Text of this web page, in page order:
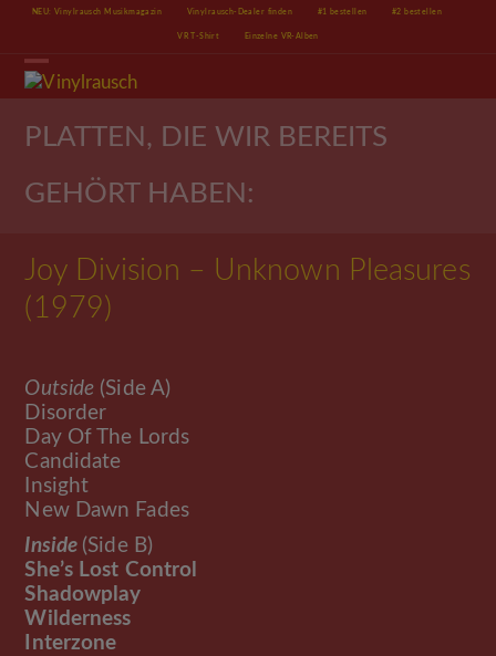
Skip
content
NEU: Vinylrausch Musikmagazin Vinylrausch-Dealer finden #1 bestellen #2 bestellen
VR T-Shirt Einzelne VR-Alben
Open
mobile
menu
Close
mobile
menu
PLATTEN, DIE WIR BEREITS
GEHÖRT HABEN:
Joy Division – Unknown Pleasures
(1979)
Outside (Side A)
Disorder
Day Of The Lords
Candidate
Insight
New Dawn Fades
Inside (Side B)
She’s Lost Control
Shadowplay
Wilderness
Interzone